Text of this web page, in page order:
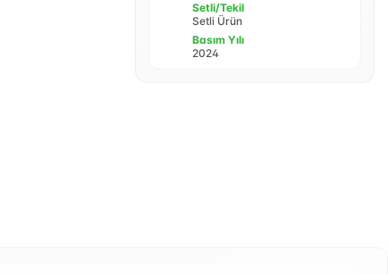
Setli/Tekil
Setli Ürün
Basım Yılı
2024